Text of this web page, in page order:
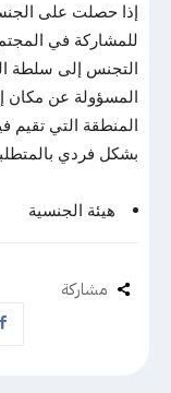
إذا حصلت على
للمشاركة في
التجنس إلى سلطة
المسؤولة عن مكان
المنطقة التي تقيم
بشكل فردي
هيئة الجنسية
مشاركة